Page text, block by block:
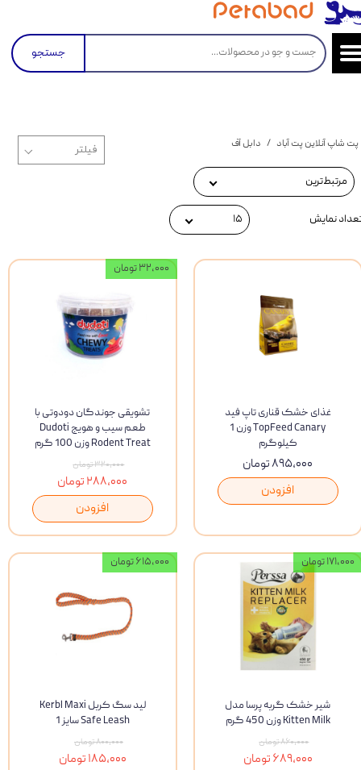
جستجو
پت شاپ آنلاین پت آباد دابل آف
مرتبط‌ترین
نمایش ۱۵
غذای خشک قناری تاپ فید
TopFeed Canary وزن 1
کیلوگرم
۸۹۵,۰۰۰ تومان
افزودن
تشویقی جوندگان دودوتی با
طعم سیب و هویج Dudoti
Rodent Treat وزن 100 گرم
۳۲۰,۰۰۰ تومان
۲۸۸,۰۰۰ تومان
افزودن
۳۲,۰۰۰ تومان
شیر خشک گربه پرسا مدل
Kitten Milk وزن 450 گرم
۸۶۰,۰۰۰ تومان
۶۸۹,۰۰۰ تومان
۱۷۱,۰۰۰ تومان
لید سگ کربل Kerbl Maxi
Safe Leash سایز 1
۸۰۰,۰۰۰ تومان
۱۸۵,۰۰۰ تومان
۶۱۵,۰۰۰ تومان